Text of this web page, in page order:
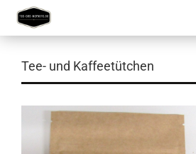
Tee- und Kaffeetütchen